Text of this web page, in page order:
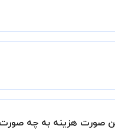
شما پیش از جلسه
صورت هزینه به چه